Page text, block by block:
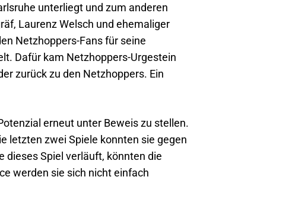
unterliegt und zum anderen
Laurenz Welsch und ehemaliger
Netzhoppers-Fans für seine
Dafür kam Netzhoppers-Urgestein
zurück zu den Netzhoppers. Ein
erneut unter Beweis zu stellen.
letzten zwei Spiele konnten sie gegen
dieses Spiel verläuft, könnten die
werden sie sich nicht einfach